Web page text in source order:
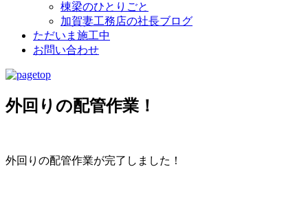
棟梁のひとりごと
加賀妻工務店の社長ブログ
ただいま施工中
お問い合わせ
外回りの配管作業！
外回りの配管作業が完了しました！